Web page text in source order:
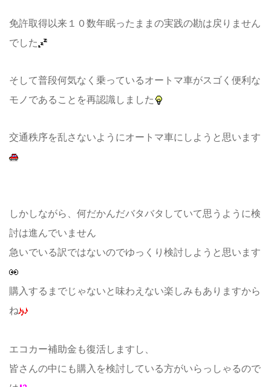
免許取得以来１０数年眠ったままの実践の勘は戻りません
でした
そして普段何気なく乗っているオートマ車がスゴく便利な
モノであることを再認識しました
交通秩序を乱さないようにオートマ車にしようと思います
しかしながら、何だかんだバタバタしていて思うように検
討は進んでいません
急いでいる訳ではないのでゆっくり検討しようと思います
購入するまでじゃないと味わえない楽しみもありますから
ね
エコカー補助金も復活しますし、
皆さんの中にも購入を検討している方がいらっしゃるので